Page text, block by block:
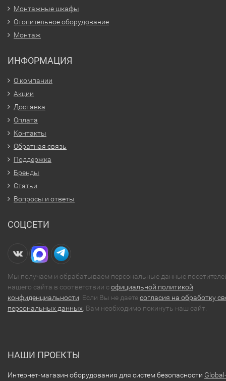
Монтажные шкафы
Отопительное оборудование
Монтаж
ИНФОРМАЦИЯ
О компании
Акции
Доставка
Оплата
Контакты
Обратная связь
Поддержка
Бренды
Статьи
Вопросы и ответы
СОЦСЕТИ
Мы получаем и обрабатываем персональные данные
нашего сайта в соответствии софициальной политикой
конфиденциальности . Если Вы не даетесогласия на обработку
персональных данных , Вам необходимо покинуть наш сайт.
НАШИ ПРОЕКТЫ
Интернет-магазин оборудования для систем безопасности Global-